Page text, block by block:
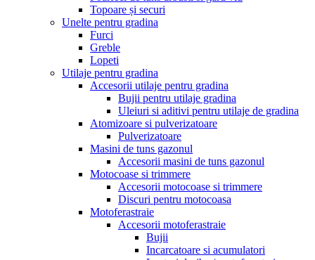
Topoare și securi
Unelte pentru gradina
Furci
Greble
Lopeti
Utilaje pentru gradina
Accesorii utilaje pentru gradina
Bujii pentru utilaje gradina
Uleiuri si aditivi pentru utilaje de gradina
Atomizoare si pulverizatoare
Pulverizatoare
Masini de tuns gazonul
Accesorii masini de tuns gazonul
Motocoase si trimmere
Accesorii motocoase si trimmere
Discuri pentru motocoasa
Motoferastraie
Accesorii motoferastraie
Bujii
Incarcatoare si acumulatori